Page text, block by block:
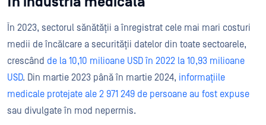
În 2023, sectorul sănătății a înregistrat cele mai mari costuri
medii de încălcare a securității datelor din toate sectoarele,
crescând de la 10,10 milioane USD în 2022 la 10,93 milioane
USD. Din martie 2023 până în martie 2024, informațiile
medicale protejate ale 2 971 249 de persoane au fost expuse
sau divulgate în mod nepermis.